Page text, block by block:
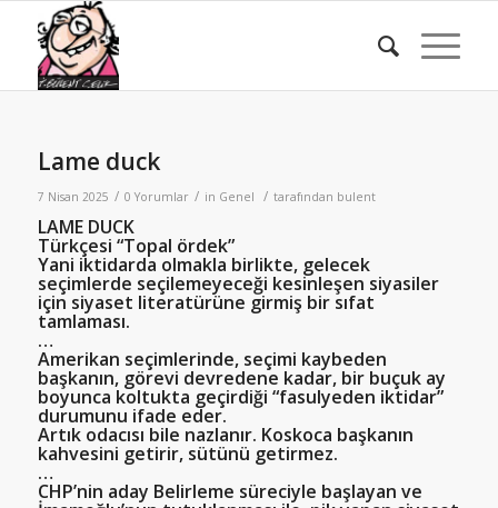
Lame duck
7 Nisan 2025 / 0 Yorumlar / in Genel / tarafından bulent
LAME DUCK
Türkçesi “Topal ördek”
Yani iktidarda olmakla birlikte, gelecek
seçimlerde seçilemeyeceği kesinleşen siyasiler
için siyaset literatürüne girmiş bir sıfat
tamlaması.
…
Amerikan seçimlerinde, seçimi kaybeden
başkanın, görevi devredene kadar, bir buçuk ay
boyunca koltukta geçirdiği “fasulyeden iktidar”
durumunu ifade eder.
Artık odacısı bile nazlanır. Koskoca başkanın
kahvesini getirir, sütünü getirmez.
…
CHP’nin aday Belirleme süreciyle başlayan ve